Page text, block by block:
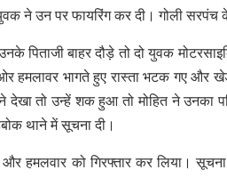
ने उन पर फायरिंग कर दी। गोली सरपंच
पिताजी बाहर दौड़े तो दो युवक
हमलावर भागते हुए रास्ता भटक गए और
ने देखा तो उन्हें शक हुआ तो मोहित ने उनका
थाने में सूचना दी।
हमलवार को गिरफ्तार कर लिया।